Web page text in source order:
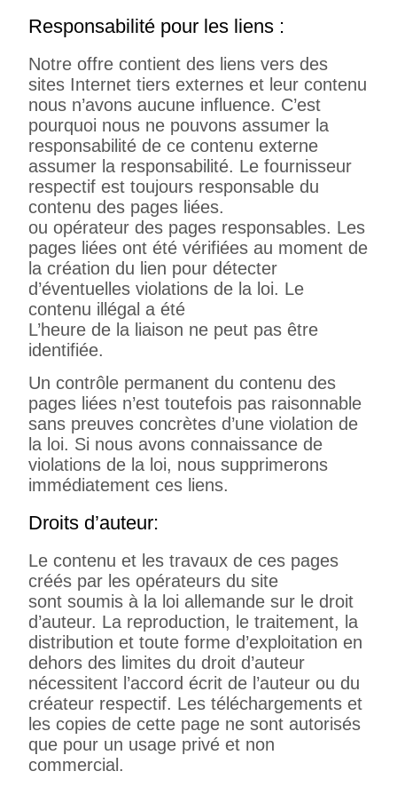
Responsabilité pour les liens :
Notre offre contient des liens vers des
sites Internet tiers externes et leur contenu
nous n’avons aucune influence. C’est
pourquoi nous ne pouvons assumer la
responsabilité de ce contenu externe
assumer la responsabilité. Le fournisseur
respectif est toujours responsable du
contenu des pages liées.
ou opérateur des pages responsables. Les
pages liées ont été vérifiées au moment de
la création du lien pour détecter
d’éventuelles violations de la loi. Le
contenu illégal a été
L’heure de la liaison ne peut pas être
identifiée.
Un contrôle permanent du contenu des
pages liées n’est toutefois pas raisonnable
sans preuves concrètes d’une violation de
la loi. Si nous avons connaissance de
violations de la loi, nous supprimerons
immédiatement ces liens.
Droits d’auteur:
Le contenu et les travaux de ces pages
créés par les opérateurs du site
sont soumis à la loi allemande sur le droit
d’auteur. La reproduction, le traitement, la
distribution et toute forme d’exploitation en
dehors des limites du droit d’auteur
nécessitent l’accord écrit de l’auteur ou du
créateur respectif. Les téléchargements et
les copies de cette page ne sont autorisés
que pour un usage privé et non
commercial.